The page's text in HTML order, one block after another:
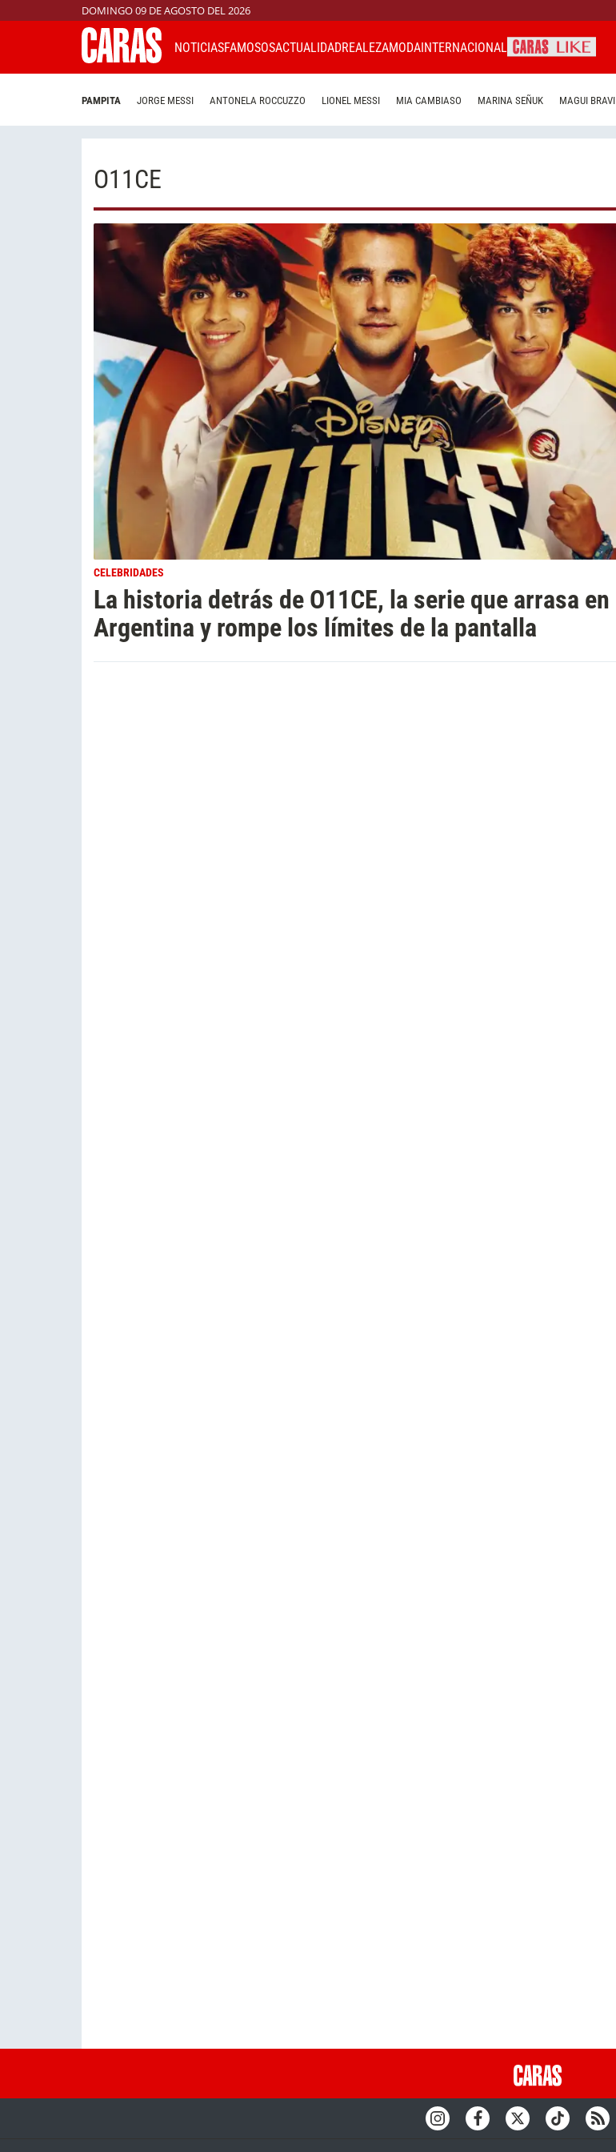
DOMINGO 09 DE AGOSTO DEL 2026
NOTICIASFAMOSOSACTUALIDADREALEZAMODAINTERNACIONAL
PAMPITA JORGE MESSI ANTONELA ROCCUZZO LIONEL MESSI MIA CAMBIASO MARINA SEÑUK MAGUI BRAVI
O11CE
CELEBRIDADES
La historia detrás de O11CE, la serie que arrasa en
Argentina y rompe los límites de la pantalla